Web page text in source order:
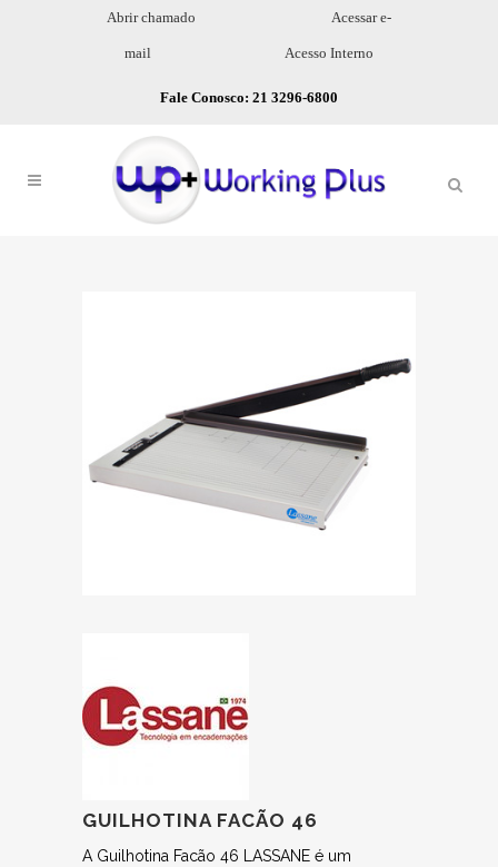
Abrir chamado Acessar e-
mail Acesso Interno
Fale Conosco: 21 3296-6800
GUILHOTINA FACÃO 46
A Guilhotina Facão 46 LASSANE é um